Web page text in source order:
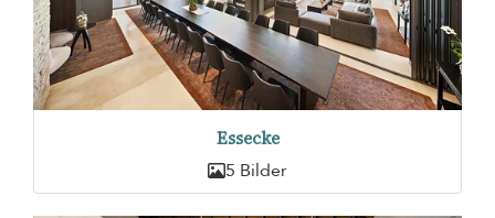
Essecke
5 Bilder